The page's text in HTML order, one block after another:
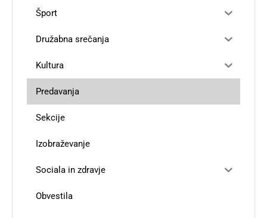
Šport
Družabna srečanja
Kultura
Predavanja
Sekcije
Izobraževanje
Sociala in zdravje
Obvestila